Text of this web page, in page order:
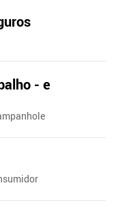
- e